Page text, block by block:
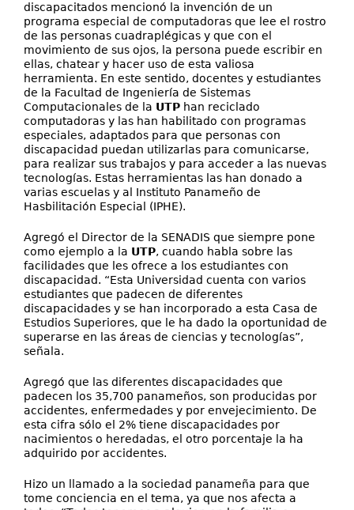
discapacitados mencionó la invención de un
programa especial de computadoras que lee el rostro
de las personas cuadraplégicas y que con el
movimiento de sus ojos, la persona puede escribir en
ellas, chatear y hacer uso de esta valiosa
herramienta. En este sentido, docentes y estudiantes
de la Facultad de Ingeniería de Sistemas
Computacionales de la UTP han reciclado
computadoras y las han habilitado con programas
especiales, adaptados para que personas con
discapacidad puedan utilizarlas para comunicarse,
para realizar sus trabajos y para acceder a las nuevas
tecnologías. Estas herramientas las han donado a
varias escuelas y al Instituto Panameño de
Hasbilitación Especial (IPHE).
Agregó el Director de la SENADIS que siempre pone
como ejemplo a la UTP, cuando habla sobre las
facilidades que les ofrece a los estudiantes con
discapacidad. “Esta Universidad cuenta con varios
estudiantes que padecen de diferentes
discapacidades y se han incorporado a esta Casa de
Estudios Superiores, que le ha dado la oportunidad de
superarse en las áreas de ciencias y tecnologías”,
señala.
Agregó que las diferentes discapacidades que
padecen los 35,700 panameños, son producidas por
accidentes, enfermedades y por envejecimiento. De
esta cifra sólo el 2% tiene discapacidades por
nacimientos o heredadas, el otro porcentaje la ha
adquirido por accidentes.
Hizo un llamado a la sociedad panameña para que
tome conciencia en el tema, ya que nos afecta a